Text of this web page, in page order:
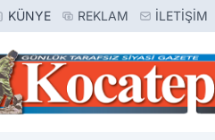
KÜNYE REKLAM İLETIŞIM